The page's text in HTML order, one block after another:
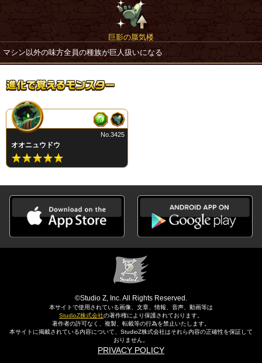
巨影の蜃気楼
マシン以外の味方全員の種族が巨人扱いになる
オオニュウドウ
No.3425
©Studio Z, Inc. All Rights Reserved.
本サイトで使用されている画像、文章、情報、音声、動画等は
StudioZ株式会社の著作権により保護されております。
著作者の許可なく、複製、転載等の行為を禁止いたします。
本サイトに掲載されている内容について、StudioZ株式会社はそれら内容の正確性を保証して
おりません。
PRIVACY POLICY